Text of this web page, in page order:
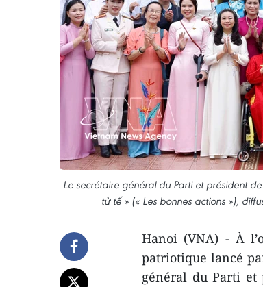
Le secrétaire général du Parti et président
tử tế » (« Les bonnes actions »),
Hanoi (VNA) - À
patriotique lancé
général du Parti et